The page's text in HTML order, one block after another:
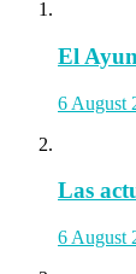
El
6 August
Las
6 August